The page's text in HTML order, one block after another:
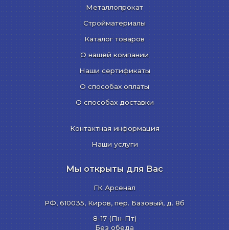
Металлопрокат
Стройматериалы
Каталог товаров
О нашей компании
Наши сертификаты
О способах оплаты
О способах доставки
Контактная информация
Наши услуги
Мы открыты для Вас
ГК Арсенал
РФ, 610035, Киров, пер. Базовый, д. 8б
8-17 (Пн-Пт)
Без обеда